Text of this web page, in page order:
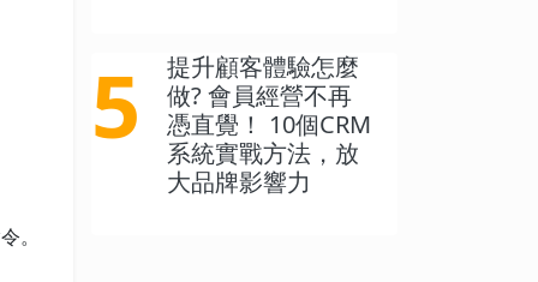
。
5
提升顧客體驗怎麼
做? 會員經營不再
憑直覺！ 10個CRM
系統實戰方法，放
大品牌影響力